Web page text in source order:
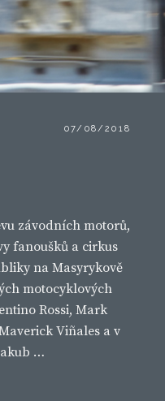
POSTED
07/08/2018
závodních motorů,
fanoušků a cirkus
na Masyrykově
motocyklových
Rossi, Mark
Viñales a v
…